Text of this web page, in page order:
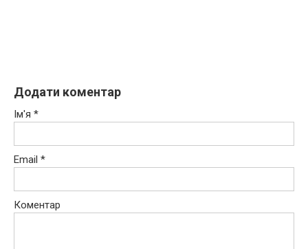
Додати коментар
Ім'я *
Email *
Коментар